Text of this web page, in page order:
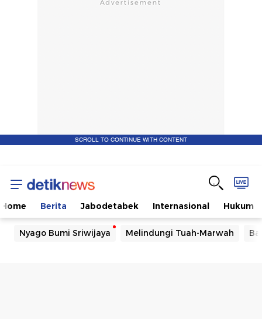
SCROLL TO CONTINUE WITH CONTENT
Home Berita Jabodetabek Internasional Hukum
Nyago Bumi Sriwijaya Melindungi Tuah-Marwah